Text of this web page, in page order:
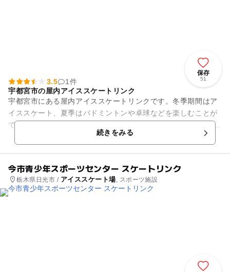
保存
51
3.5
1件
宇都宮市の屋内アイススケートリンク
宇都宮市にある屋内アイススケートリンクです。冬季期間はア
イススケート、夏季はバドミントンや卓球などを楽しむことが
できます。 スケート靴はフィギュア、ホッケー、ハーフスピー
続きをみる
今市青少年スポーツセンター スケートリンク
栃木県日光市 / アイススケート場, スポーツ施設